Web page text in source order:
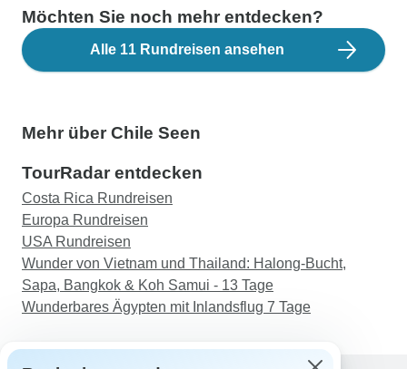
Möchten Sie noch mehr entdecken?
Alle 11 Rundreisen ansehen
Mehr über Chile Seen
TourRadar entdecken
Costa Rica Rundreisen
Europa Rundreisen
USA Rundreisen
Wunder von Vietnam und Thailand: Halong-Bucht,
Sapa, Bangkok & Koh Samui - 13 Tage
Wunderbares Ägypten mit Inlandsflug 7 Tage